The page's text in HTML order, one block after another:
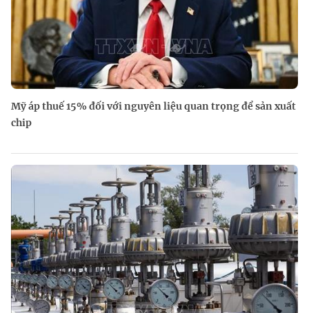
Mỹ áp thuế 15% đối với nguyên liệu quan trọng để sản xuất
chip